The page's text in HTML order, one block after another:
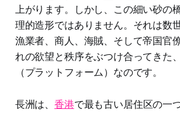
上がります。しかし、この細い砂の
理的造形ではありません。それは数
漁業者、商人、海賊、そして帝国官
れの欲望と秩序をぶつけ合ってきた
（プラットフォーム）なのです。
長洲は、香港で最も古い居住区の一